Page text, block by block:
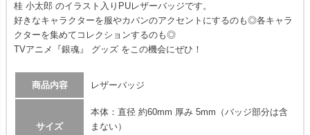
桂 小太郎 のイラスト入りPUレザーバッジです。
好きなキャラクターを服やカバンのアクセントにするのも◎各キャラ
クターを集めてコレクションするのも◎
TVアニメ『銀魂』 グッズ をこの機会にぜひ！
商品内容 レザーバッジ
サイズ
本体：直径 約60mm 厚み 5mm（バッジ部分は含
まない）